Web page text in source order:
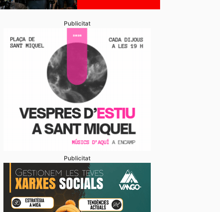
Publicitat
Publicitat